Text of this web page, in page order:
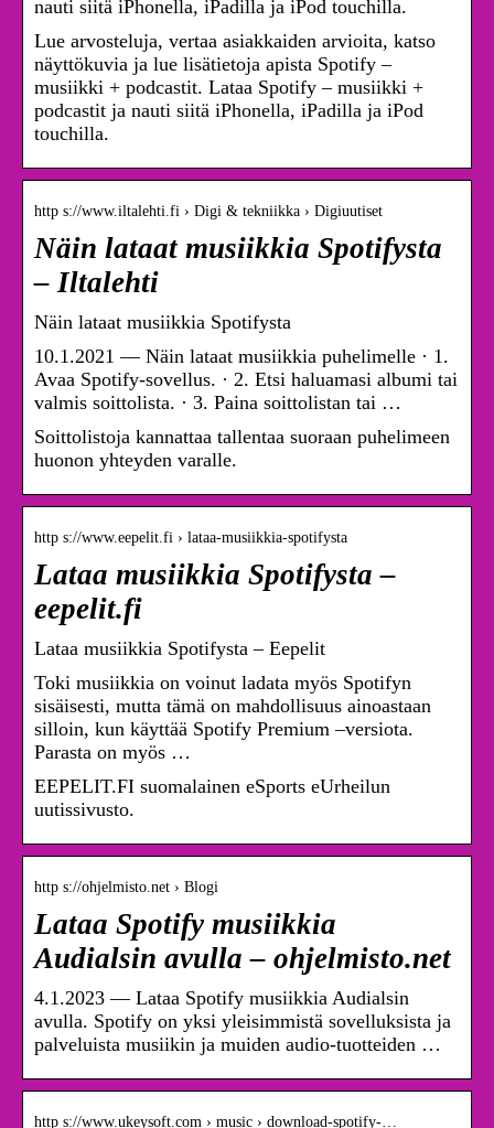
nauti siitä iPhonella, iPadilla ja iPod touchilla.
Lue arvosteluja, vertaa asiakkaiden arvioita, katso
näyttökuvia ja lue lisätietoja apista Spotify –
musiikki + podcastit. Lataa Spotify – musiikki +
podcastit ja nauti siitä iPhonella, iPadilla ja iPod
touchilla.
http s://www.iltalehti.fi › Digi & tekniikka › Digiuutiset
Näin lataat musiikkia Spotifysta
– Iltalehti
Näin lataat musiikkia Spotifysta
10.1.2021 — Näin lataat musiikkia puhelimelle · 1.
Avaa Spotify-sovellus. · 2. Etsi haluamasi albumi tai
valmis soittolista. · 3. Paina soittolistan tai …
Soittolistoja kannattaa tallentaa suoraan puhelimeen
huonon yhteyden varalle.
http s://www.eepelit.fi › lataa-musiikkia-spotifysta
Lataa musiikkia Spotifysta –
eepelit.fi
Lataa musiikkia Spotifysta – Eepelit
Toki musiikkia on voinut ladata myös Spotifyn
sisäisesti, mutta tämä on mahdollisuus ainoastaan
silloin, kun käyttää Spotify Premium –versiota.
Parasta on myös …
EEPELIT.FI suomalainen eSports eUrheilun
uutissivusto.
http s://ohjelmisto.net › Blogi
Lataa Spotify musiikkia
Audialsin avulla – ohjelmisto.net
4.1.2023 — Lataa Spotify musiikkia Audialsin
avulla. Spotify on yksi yleisimmistä sovelluksista ja
palveluista musiikin ja muiden audio-tuotteiden …
http s://www.ukeysoft.com › music › download-spotify-…